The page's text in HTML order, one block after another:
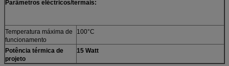
Parâmetros eléctricos/termais:
Temperatura máxima de
funcionamento
100°C
Potência térmica de
projeto
15 Watt